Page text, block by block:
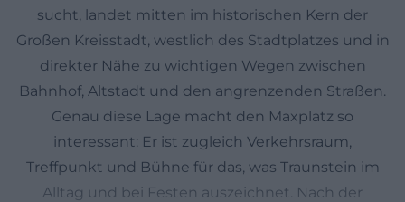
sucht, landet mitten im historischen Kern der
Großen Kreisstadt, westlich des Stadtplatzes und in
direkter Nähe zu wichtigen Wegen zwischen
Bahnhof, Altstadt und den angrenzenden Straßen.
Genau diese Lage macht den Maxplatz so
interessant: Er ist zugleich Verkehrsraum,
Treffpunkt und Bühne für das, was Traunstein im
Alltag und bei Festen auszeichnet. Nach der